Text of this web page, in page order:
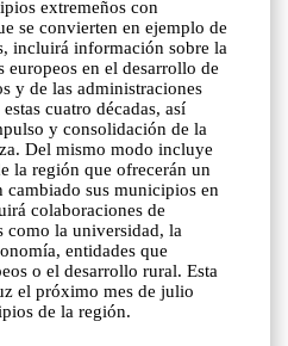
extremeños con
se convierten en ejemplo de
incluirá información sobre la
en el desarrollo de
y de las administraciones
cuatro décadas, así
y consolidación de la
Del mismo modo incluye
la región que ofrecerán un
sus municipios en
colaboraciones de
como la universidad, la
entidades que
o el desarrollo rural. Esta
el próximo mes de julio
de la región.